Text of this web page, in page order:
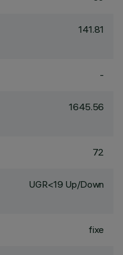
141.81
-
1645.56
72
UGR<19 Up/Down
fixe